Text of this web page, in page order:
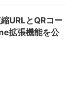
URLとQRコー
拡張機能を公